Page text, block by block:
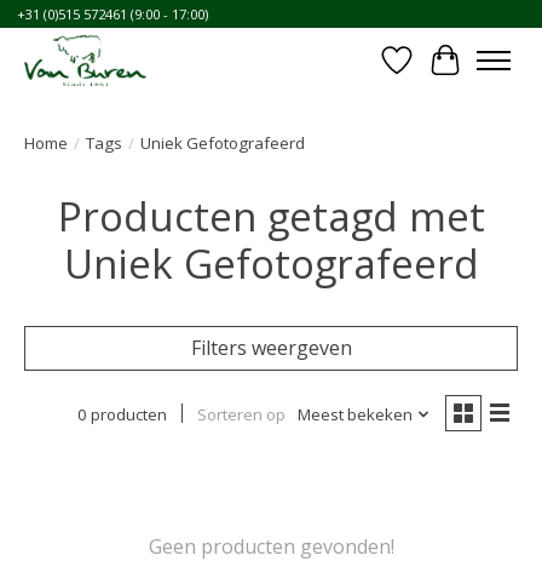
+31 (0)515 572461 (9:00 - 17:00)
Verlanglijst
Home / Tags / Uniek Gefotografeerd
Producten getagd met
Uniek Gefotografeerd
Filters weergeven
0 producten Sorteren op Meest bekeken
Geen producten gevonden!